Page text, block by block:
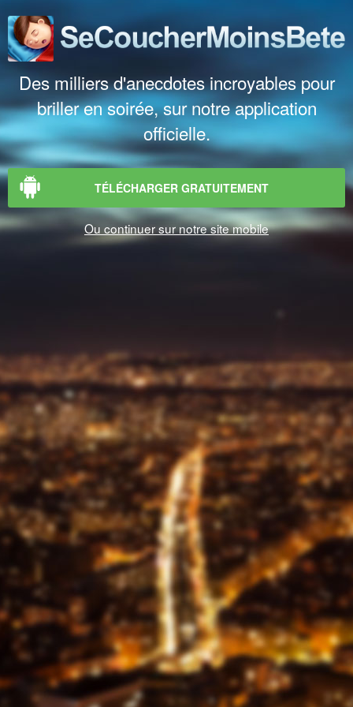
Des milliers d'anecdotes incroyables pour
briller en soirée, sur notre application
officielle.
TÉLÉCHARGER GRATUITEMENT
Ou continuer sur notre site mobile